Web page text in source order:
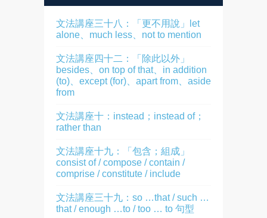
文法講座三十八：「更不用說」let
alone、much less、not to mention
文法講座四十二：「除此以外」
besides、on top of that、in addition
(to)、except (for)、apart from、aside
from
文法講座十：instead；instead of；
rather than
文法講座十九：「包含；組成」
consist of / compose / contain /
comprise / constitute / include
文法講座三十九：so …that / such …
that / enough …to / too … to 句型